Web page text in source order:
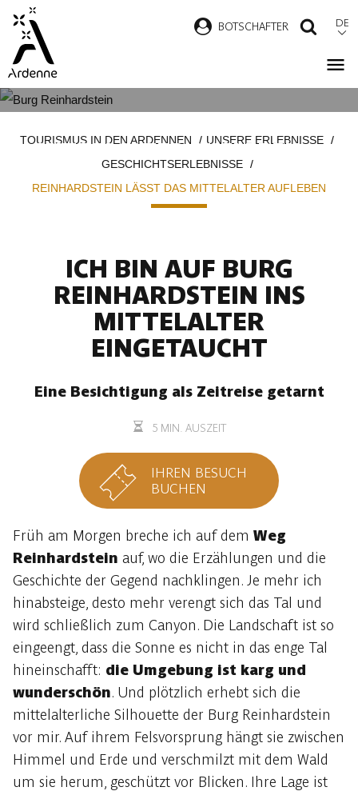
Direkt
zum
Inhalt
BOTSCHAFTER DE
MITTELALTER AUFLEBEN…
TOURISMUS IN DEN ARDENNEN
UNSERE ERLEBNISSE
GESCHICHTSERLEBNISSE
REINHARDSTEIN LÄSST DAS MITTELALTER AUFLEBEN
ICH BIN AUF BURG
REINHARDSTEIN INS
MITTELALTER
EINGETAUCHT
Eine Besichtigung als Zeitreise getarnt
5 MIN. AUSZEIT
IHREN BESUCH
BUCHEN
Früh am Morgen breche ich auf dem Weg
Reinhardstein auf, wo die Erzählungen und die
Geschichte der Gegend nachklingen. Je mehr ich
hinabsteige, desto mehr verengt sich das Tal und
wird schließlich zum Canyon. Die Landschaft ist so
eingeengt, dass die Sonne es nicht in das enge Tal
hineinschafft: die Umgebung ist karg und
wunderschön. Und plötzlich erhebt sich die
mittelalterliche Silhouette der Burg Reinhardstein
vor mir. Auf ihrem Felsvorsprung hängt sie zwischen
Himmel und Erde und verschmilzt mit dem Wald
um sie herum, geschützt vor Blicken. Ihre Lage ist